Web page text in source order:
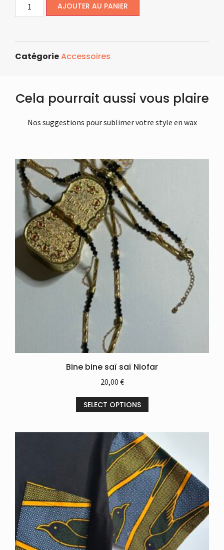
AJOUTER AU PANIER
CatégorieAccessoires
Cela pourrait aussi vous plaire
Nos suggestions pour sublimer votre style en wax
Bine bine saï saï Niofar
20,00 €
SELECT OPTIONS